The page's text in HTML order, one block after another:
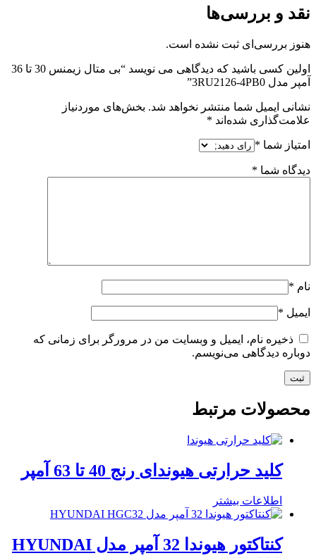
نقد و بررسی‌ها
هنوز بررسی‌ای ثبت نشده است.
اولین کسی باشید که دیدگاهی می نویسد “بی متال زیمنس 30 تا 36
آمپر مدل 3RU2126-4PB0”
نشانی ایمیل شما منتشر نخواهد شد. بخش‌های موردنیاز
علامت‌گذاری شده‌اند *
امتیاز شما *
دیدگاه شما *
نام *
ایمیل *
ذخیره نام، ایمیل و وبسایت من در مرورگر برای زمانی که
دوباره دیدگاهی می‌نویسم.
محصولات مرتبط
کلید حرارتی هیوندای رنج 40 تا 63 آمپر
اطلاعات بیشتر
کنتاکتور هیوندا 32 آمپر مدل HYUNDAI